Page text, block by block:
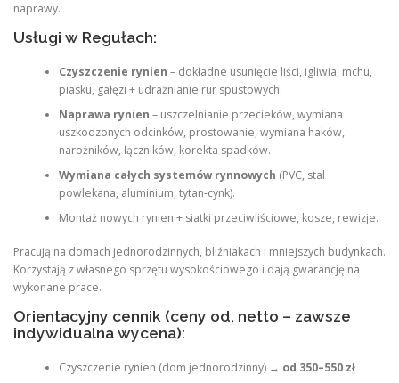
naprawy.
Usługi w Regułach:
Czyszczenie rynien – dokładne usunięcie liści, igliwia, mchu,
piasku, gałęzi + udrażnianie rur spustowych.
Naprawa rynien – uszczelnianie przecieków, wymiana
uszkodzonych odcinków, prostowanie, wymiana haków,
narożników, łączników, korekta spadków.
Wymiana całych systemów rynnowych (PVC, stal
powlekana, aluminium, tytan-cynk).
Montaż nowych rynien + siatki przeciwliściowe, kosze, rewizje.
Pracują na domach jednorodzinnych, bliźniakach i mniejszych budynkach.
Korzystają z własnego sprzętu wysokościowego i dają gwarancję na
wykonane prace.
Orientacyjny cennik (ceny od, netto – zawsze
indywidualna wycena):
Czyszczenie rynien (dom jednorodzinny) → od 350–550 zł